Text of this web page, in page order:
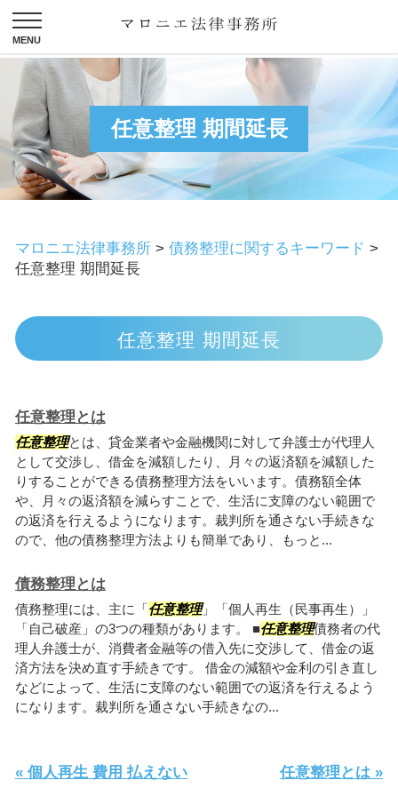
任意整理 期間延長
マロニエ法律事務所 > 債務整理に関するキーワード >
任意整理 期間延長
任意整理 期間延長
任意整理とは
任意整理とは、貸金業者や金融機関に対して弁護士が代理人
として交渉し、借金を減額したり、月々の返済額を減額した
りすることができる債務整理方法をいいます。債務額全体
や、月々の返済額を減らすことで、生活に支障のない範囲で
の返済を行えるようになります。裁判所を通さない手続きな
ので、他の債務整理方法よりも簡単であり、もっと...
債務整理とは
債務整理には、主に「任意整理」「個人再生（民事再生）」
「自己破産」の3つの種類があります。 ■任意整理債務者の代
理人弁護士が、消費者金融等の借入先に交渉して、借金の返
済方法を決め直す手続きです。 借金の減額や金利の引き直し
などによって、生活に支障のない範囲での返済を行えるよう
になります。裁判所を通さない手続きなの...
« 個人再生 費用 払えない 任意整理とは »